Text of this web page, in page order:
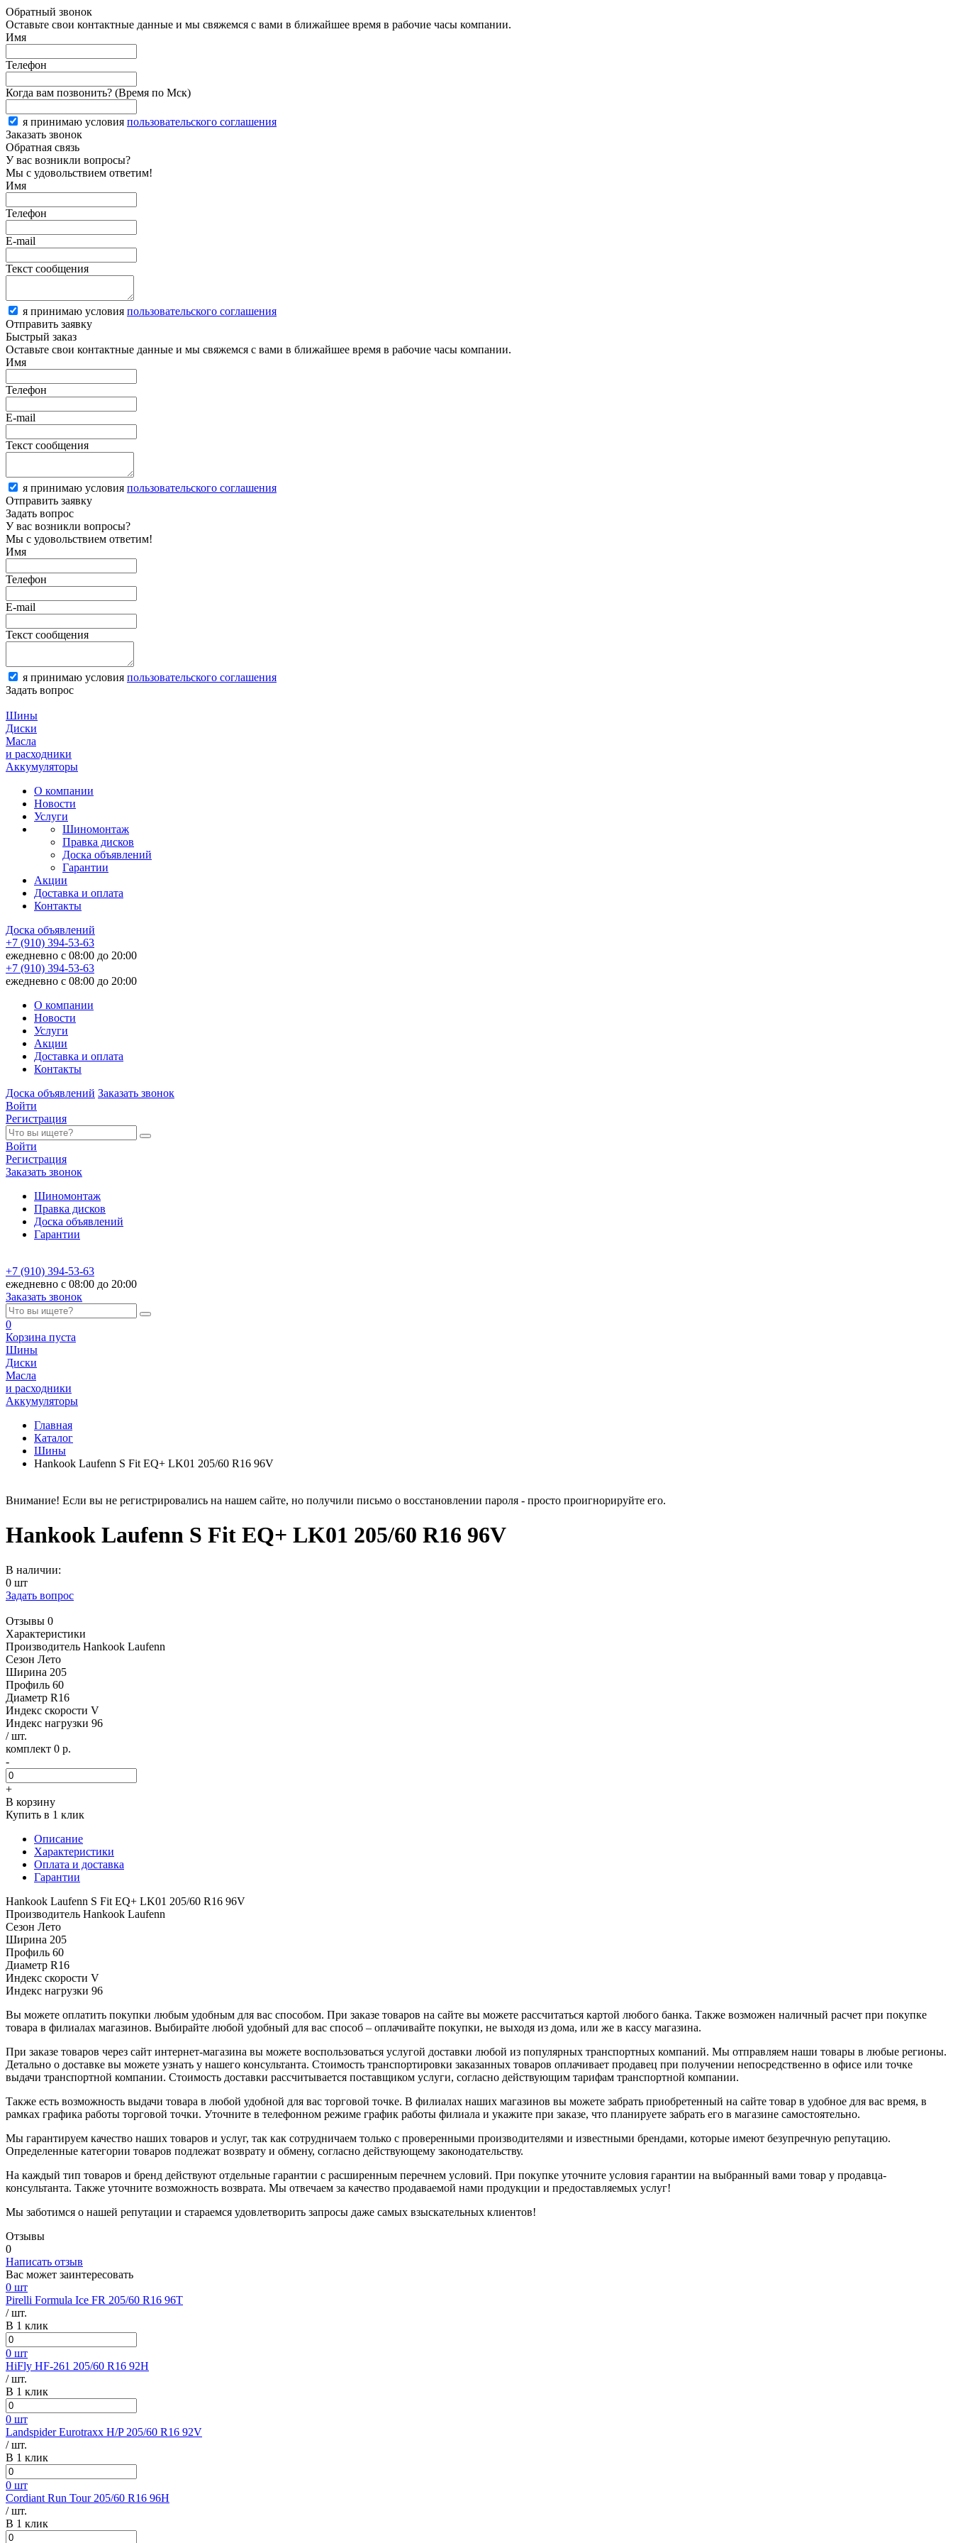
Обратный звонок
Оставьте свои контактные данные и мы свяжемся с вами в ближайшее время в рабочие часы компании.
Имя
Телефон
Когда вам позвонить? (Время по Мск)
я принимаю условия пользовательского соглашения
Заказать звонок
Обратная связь
У вас возникли вопросы?
Мы с удовольствием ответим!
Имя
Телефон
E-mail
Текст сообщения
я принимаю условия пользовательского соглашения
Отправить заявку
Быстрый заказ
Оставьте свои контактные данные и мы свяжемся с вами в ближайшее время в рабочие часы компании.
Имя
Телефон
E-mail
Текст сообщения
я принимаю условия пользовательского соглашения
Отправить заявку
Задать вопрос
У вас возникли вопросы?
Мы с удовольствием ответим!
Имя
Телефон
E-mail
Текст сообщения
я принимаю условия пользовательского соглашения
Задать вопрос
Шины
Диски
Масла
и расходники
Аккумуляторы
О компании
Новости
Услуги
Шиномонтаж
Правка дисков
Доска объявлений
Гарантии
Акции
Доставка и оплата
Контакты
Доска объявлений
+7 (910) 394-53-63
ежедневно с 08:00 до 20:00
+7 (910) 394-53-63
ежедневно с 08:00 до 20:00
О компании
Новости
Услуги
Акции
Доставка и оплата
Контакты
Доска объявлений Заказать звонок
Войти
Регистрация
Войти
Регистрация
Заказать звонок
Шиномонтаж
Правка дисков
Доска объявлений
Гарантии
+7 (910) 394-53-63
ежедневно с 08:00 до 20:00
Заказать звонок
0
Корзина пуста
Шины
Диски
Масла
и расходники
Аккумуляторы
Главная
Каталог
Шины
Hankook Laufenn S Fit EQ+ LK01 205/60 R16 96V
Внимание! Если вы не регистрировались на нашем сайте, но получили письмо о восстановлении пароля - просто проигнорируйте его.
Hankook Laufenn S Fit EQ+ LK01 205/60 R16 96V
В наличии:
0 шт
Задать вопрос
Отзывы 0
Характеристики
Производитель Hankook Laufenn
Сезон Лето
Ширина 205
Профиль 60
Диаметр R16
Индекс скорости V
Индекс нагрузки 96
/ шт.
комплект 0 р.
-
+
В корзину
Купить в 1 клик
Описание
Характеристики
Оплата и доставка
Гарантии
Hankook Laufenn S Fit EQ+ LK01 205/60 R16 96V
Производитель Hankook Laufenn
Сезон Лето
Ширина 205
Профиль 60
Диаметр R16
Индекс скорости V
Индекс нагрузки 96
Вы можете оплатить покупки любым удобным для вас способом. При заказе товаров на сайте вы можете рассчитаться картой любого банка. Также возможен наличный расчет при покупке
товара в филиалах магазинов. Выбирайте любой удобный для вас способ – оплачивайте покупки, не выходя из дома, или же в кассу магазина.
При заказе товаров через сайт интернет-магазина вы можете воспользоваться услугой доставки любой из популярных транспортных компаний. Мы отправляем наши товары в любые регионы.
Детально о доставке вы можете узнать у нашего консультанта. Стоимость транспортировки заказанных товаров оплачивает продавец при получении непосредственно в офисе или точке
выдачи транспортной компании. Стоимость доставки рассчитывается поставщиком услуги, согласно действующим тарифам транспортной компании.
Также есть возможность выдачи товара в любой удобной для вас торговой точке. В филиалах наших магазинов вы можете забрать приобретенный на сайте товар в удобное для вас время, в
рамках графика работы торговой точки. Уточните в телефонном режиме график работы филиала и укажите при заказе, что планируете забрать его в магазине самостоятельно.
Мы гарантируем качество наших товаров и услуг, так как сотрудничаем только с проверенными производителями и известными брендами, которые имеют безупречную репутацию.
Определенные категории товаров подлежат возврату и обмену, согласно действующему законодательству.
На каждый тип товаров и бренд действуют отдельные гарантии с расширенным перечнем условий. При покупке уточните условия гарантии на выбранный вами товар у продавца-
консультанта. Также уточните возможность возврата. Мы отвечаем за качество продаваемой нами продукции и предоставляемых услуг!
Мы заботимся о нашей репутации и стараемся удовлетворить запросы даже самых взыскательных клиентов!
Отзывы
0
Написать отзыв
Вас может заинтересовать
0 шт
Pirelli Formula Ice FR 205/60 R16 96T
/ шт.
В 1 клик
0 шт
HiFly HF-261 205/60 R16 92H
/ шт.
В 1 клик
0 шт
Landspider Eurotraxx H/P 205/60 R16 92V
/ шт.
В 1 клик
0 шт
Cordiant Run Tour 205/60 R16 96H
/ шт.
В 1 клик